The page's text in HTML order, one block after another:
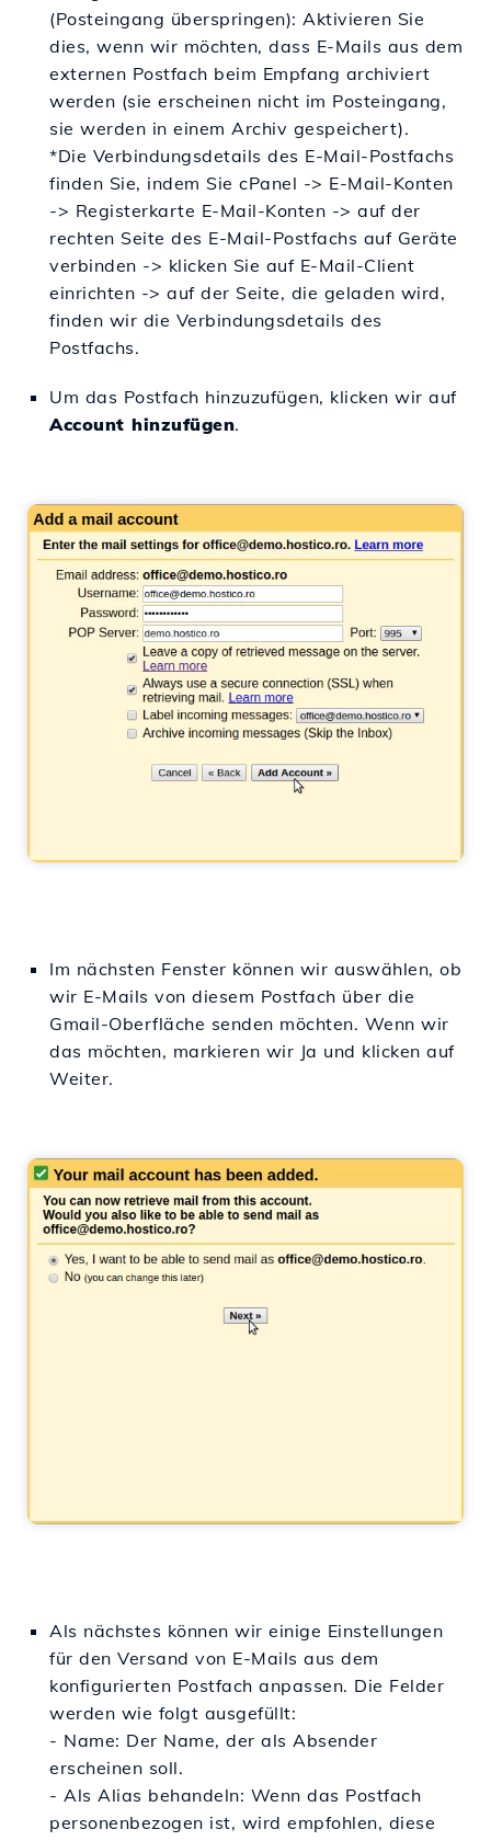
(Posteingang überspringen): Aktivieren Sie
dies, wenn wir möchten, dass E-Mails aus dem
externen Postfach beim Empfang archiviert
werden (sie erscheinen nicht im Posteingang,
sie werden in einem Archiv gespeichert).
*Die Verbindungsdetails des E-Mail-Postfachs
finden Sie, indem Sie cPanel -> E-Mail-Konten
-> Registerkarte E-Mail-Konten -> auf der
rechten Seite des E-Mail-Postfachs auf Geräte
verbinden -> klicken Sie auf E-Mail-Client
einrichten -> auf der Seite, die geladen wird,
finden wir die Verbindungsdetails des
Postfachs.
Um das Postfach hinzuzufügen, klicken wir auf
Account hinzufügen.
Im nächsten Fenster können wir auswählen, ob
wir E-Mails von diesem Postfach über die
Gmail-Oberfläche senden möchten. Wenn wir
das möchten, markieren wir Ja und klicken auf
Weiter.
Als nächstes können wir einige Einstellungen
für den Versand von E-Mails aus dem
konfigurierten Postfach anpassen. Die Felder
werden wie folgt ausgefüllt:
- Name: Der Name, der als Absender
erscheinen soll.
- Als Alias behandeln: Wenn das Postfach
personenbezogen ist, wird empfohlen, diese